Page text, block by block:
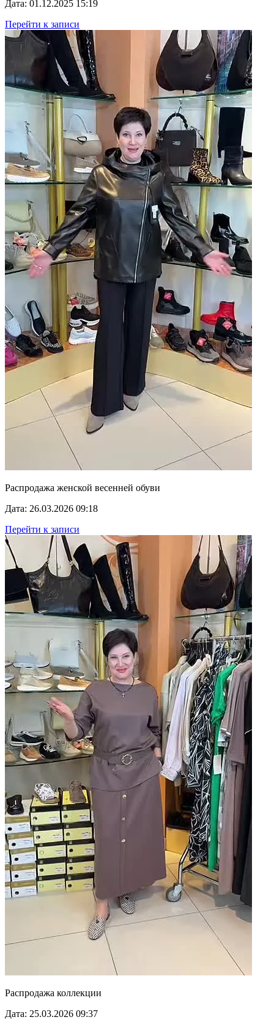
Дата: 01.12.2025 15:19
Перейти к записи
Распродажа женской весенней обуви
Дата: 26.03.2026 09:18
Перейти к записи
Распродажа коллекции
Дата: 25.03.2026 09:37